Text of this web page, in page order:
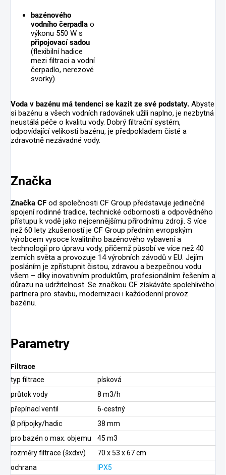
bazénového
vodního čerpadla o
výkonu 550 W s
připojovací sadou
(flexibilní hadice
mezi filtraci a vodní
čerpadlo, nerezové
svorky).
Voda v bazénu má tendenci se kazit ze své podstaty. Abyste
si bazénu a všech vodních radovánek užili naplno, je nezbytná
neustálá péče o kvalitu vody. Dobrý filtrační systém,
odpovídající velikosti bazénu, je předpokladem čisté a
zdravotně nezávadné vody.
Značka
Značka CF od společnosti CF Group představuje jedinečné
spojení rodinné tradice, technické odbornosti a odpovědného
přístupu k vodě jako nejcennějšímu přírodnímu zdroji. S více
než 60 lety zkušeností je CF Group předním evropským
výrobcem vysoce kvalitního bazénového vybavení a
technologií pro úpravu vody, přičemž působí ve více než 40
zemích světa a provozuje 14 výrobních závodů v EU. Jejím
posláním je zpřístupnit čistou, zdravou a bezpečnou vodu
všem – díky inovativním produktům, profesionálním řešením a
důrazu na udržitelnost. Se značkou CF získáváte spolehlivého
partnera pro stavbu, modernizaci i každodenní provoz
bazénu.
Parametry
Filtrace
typ filtrace
písková
průtok vody
8 m3/h
přepínací ventil
6-cestný
Ø přípojky/hadic
38 mm
pro bazén o max. objemu
45 m3
rozměry filtrace (šxdxv)
70 x 53 x 67 cm
ochrana
IPX5